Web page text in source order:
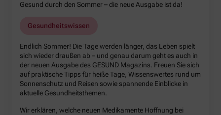
Gesund durch den Sommer – die neue Ausgabe ist da!
Gesundheitswissen
Endlich Sommer! Die Tage werden länger, das Leben spielt
sich wieder draußen ab – und genau darum geht es auch in
der neuen Ausgabe des GESUND Magazins. Freuen Sie sich
auf praktische Tipps für heiße Tage, Wissenswertes rund um
Sonnenschutz und Reisen sowie spannende Einblicke in
aktuelle Gesundheitsthemen.
Wir erklären, welche neuen Medikamente Hoffnung bei